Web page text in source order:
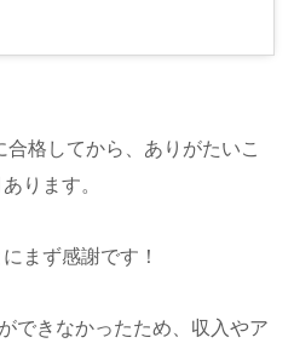
格してから、ありがたいこ
ります。
まず感謝です！
できなかったため、収入やア